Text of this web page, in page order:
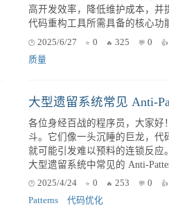
直接收益，而工程师深知“重构
2026/1/13 0 195 0
件架构
代码重构是软件开发中至关重要
结构，而又不改变其外部行为
高开发效率，降低维护成本，
代码重构工具所需具备的核心功
2025/6/27 0 325 0
质量